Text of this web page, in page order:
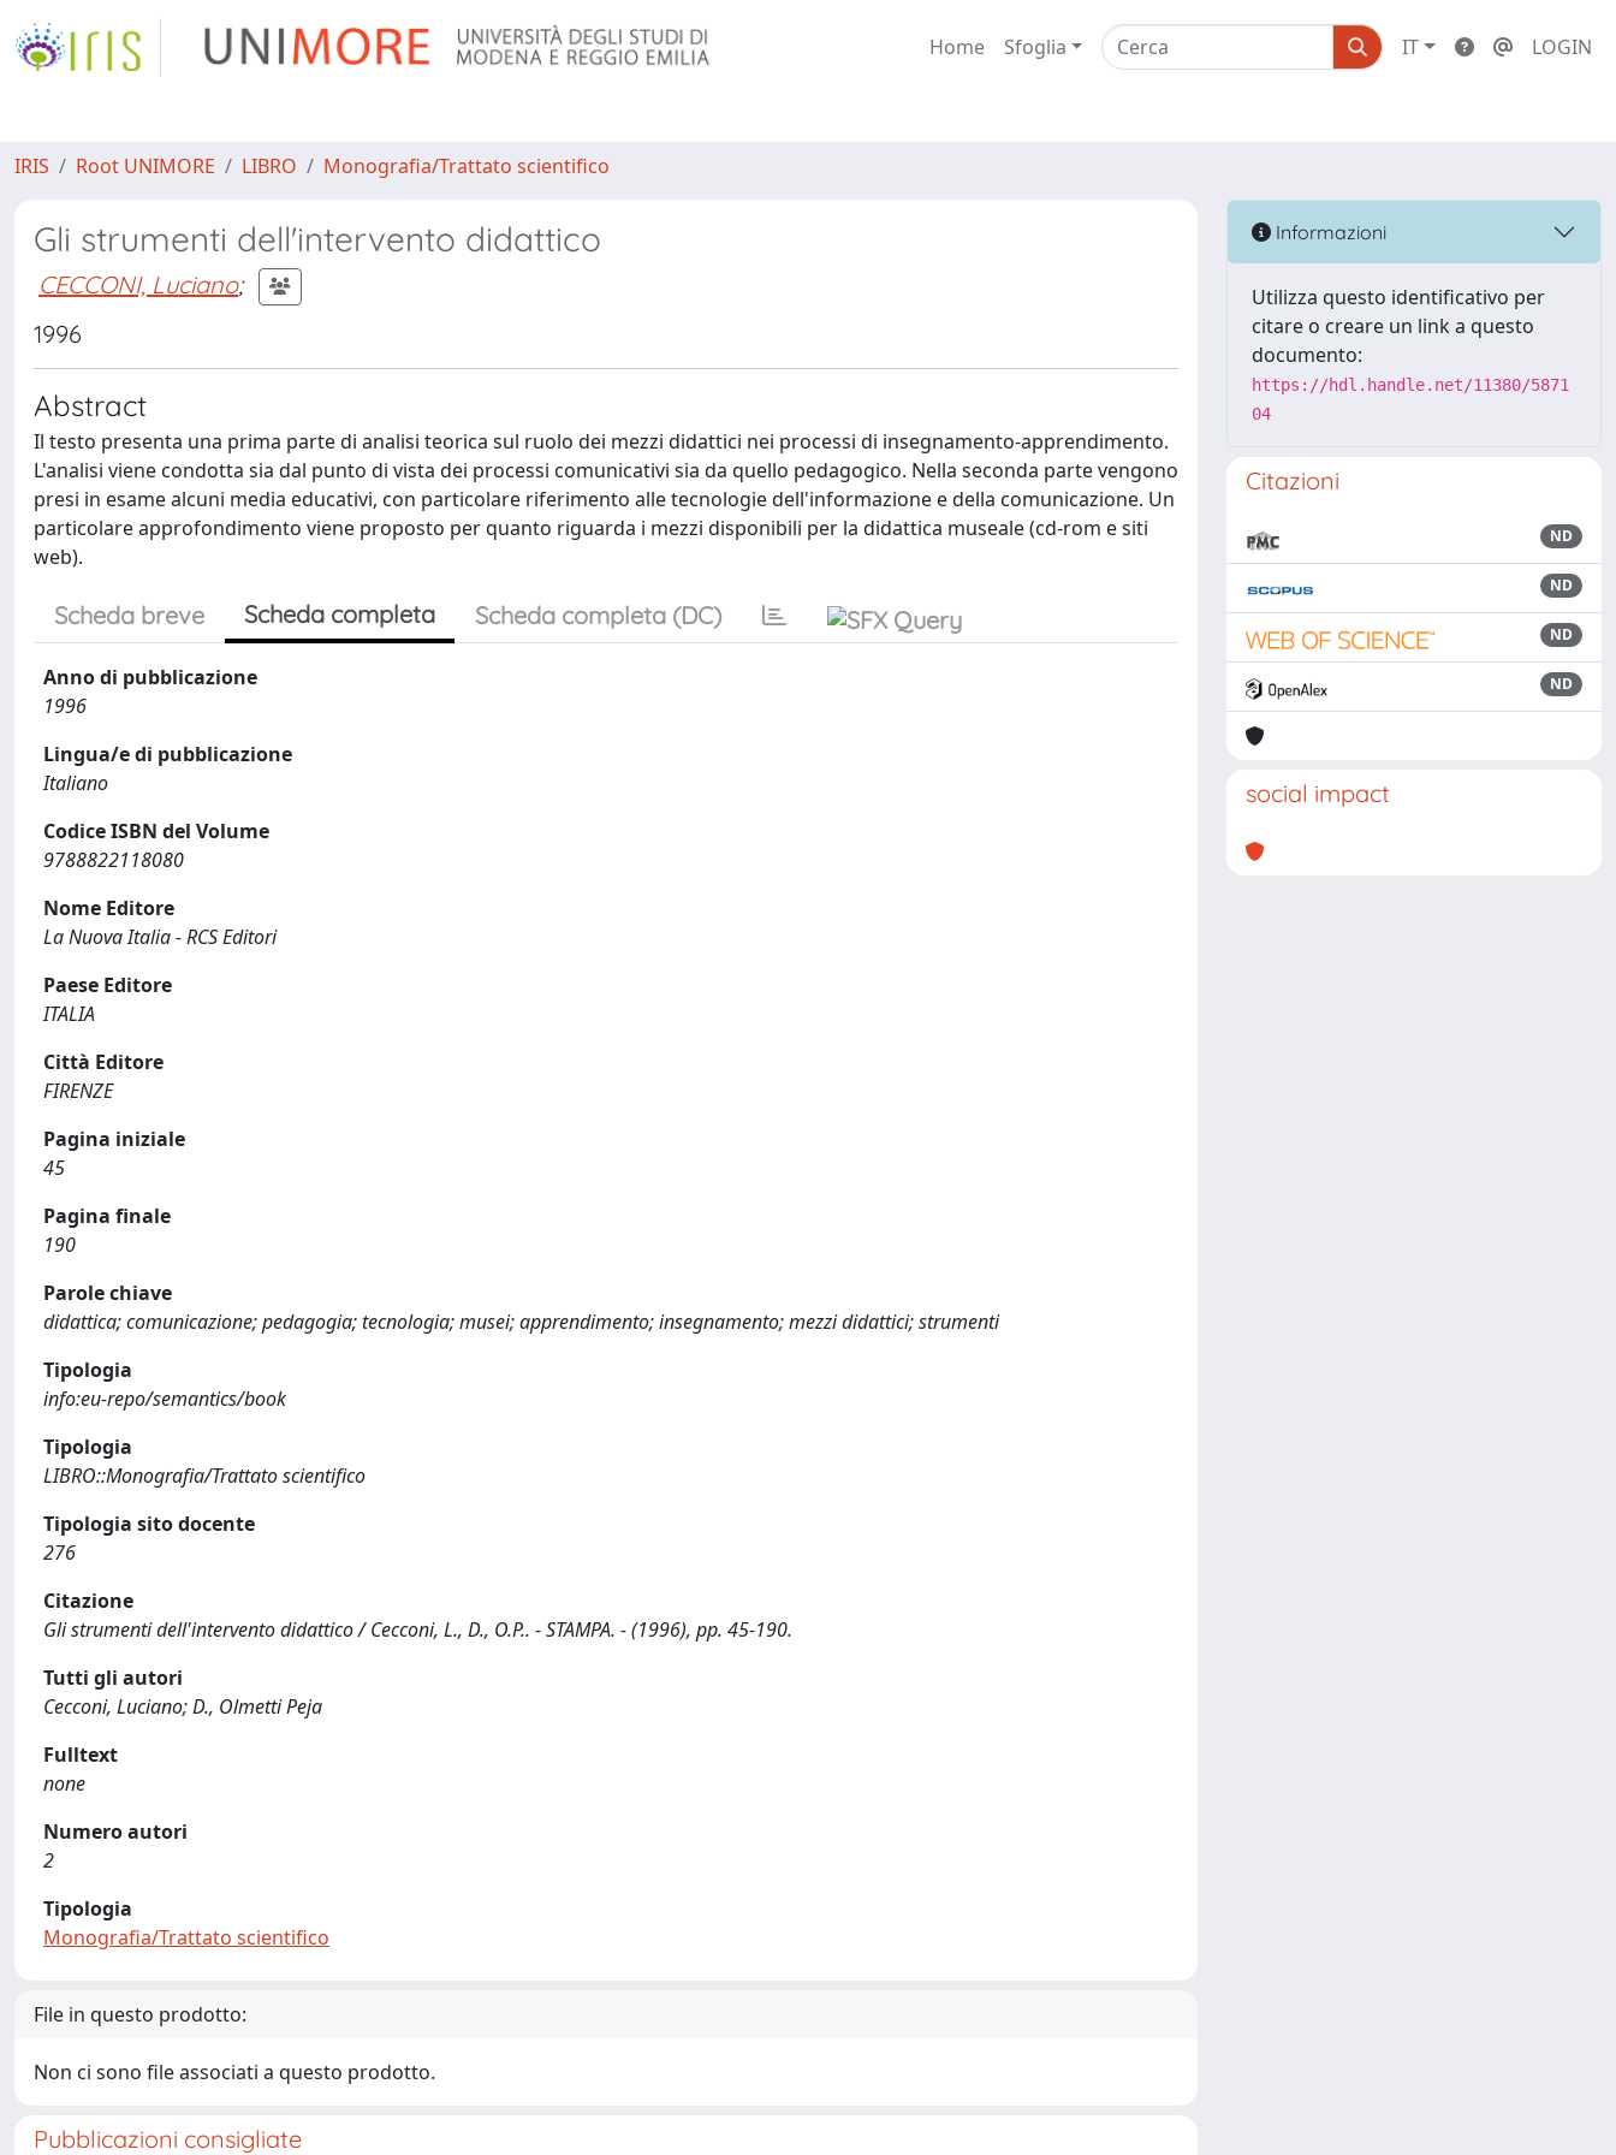
Home Sfoglia IT LOGIN
IRIS Root UNIMORE LIBRO Monografia/Trattato scientifico
Gli strumenti dell'intervento didattico
CECCONI, Luciano;
1996
Abstract
Il testo presenta una prima parte di analisi teorica sul ruolo dei mezzi didattici nei processi di insegnamento-apprendimento.
L'analisi viene condotta sia dal punto di vista dei processi comunicativi sia da quello pedagogico. Nella seconda parte vengono
presi in esame alcuni media educativi, con particolare riferimento alle tecnologie dell'informazione e della comunicazione. Un
particolare approfondimento viene proposto per quanto riguarda i mezzi disponibili per la didattica museale (cd-rom e siti
web).
Scheda breve Scheda completa Scheda completa (DC)
Anno di pubblicazione
1996
Lingua/e di pubblicazione
Italiano
Codice ISBN del Volume
9788822118080
Nome Editore
La Nuova Italia - RCS Editori
Paese Editore
ITALIA
Città Editore
FIRENZE
Pagina iniziale
45
Pagina finale
190
Parole chiave
didattica; comunicazione; pedagogia; tecnologia; musei; apprendimento; insegnamento; mezzi didattici; strumenti
Tipologia
info:eu-repo/semantics/book
Tipologia
LIBRO::Monografia/Trattato scientifico
Tipologia sito docente
276
Citazione
Gli strumenti dell'intervento didattico / Cecconi, L., D., O.P.. - STAMPA. - (1996), pp. 45-190.
Tutti gli autori
Cecconi, Luciano; D., Olmetti Peja
Fulltext
none
Numero autori
2
Tipologia
Monografia/Trattato scientifico
File in questo prodotto:
Non ci sono file associati a questo prodotto.
Pubblicazioni consigliate
Informazioni
Utilizza questo identificativo per
citare o creare un link a questo
documento:
https://hdl.handle.net/11380/5871
04
Citazioni
ND
ND
ND
ND
social impact